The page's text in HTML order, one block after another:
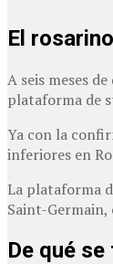
El
A seis meses
plataforma de
Ya con la
inferiores en
La plataforma
Saint-
De qué